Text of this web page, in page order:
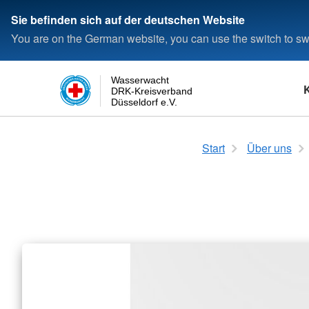
Sie befinden sich auf der deutschen Website
You are on the German website, you can use the switch to
Düsseldorf e.V.
DRK-Kreisverband
Wasserwacht
Rettungsfähigkeit
Die Wasserwacht
Start Über uns